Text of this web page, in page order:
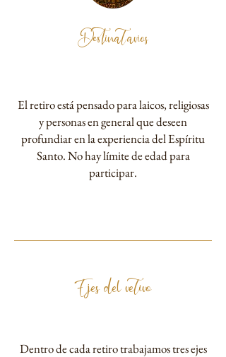
Destinatarios
El retiro está pensado para laicos, religiosas
y personas en general que deseen
profundiar en la experiencia del Espíritu
Santo. No hay límite de edad para
participar.
Ejes del retiro
Dentro de cada retiro trabajamos tres ejes